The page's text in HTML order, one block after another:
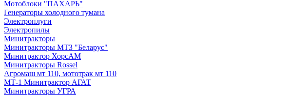
Мотоблоки "ПАХАРЬ"
Генераторы холодного тумана
Электроплуги
Электропилы
Минитракторы
Минитракторы МТЗ "Беларус"
Минитрактор ХорсАМ
Минитракторы Rossel
Агромаш мт 110, мототрак мт 110
МТ-1 Минитрактор АГАТ
Минитракторы УГРА